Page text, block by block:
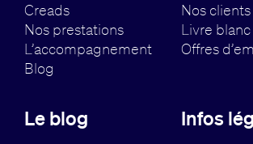
Creads
Nos prestations
L’accompagnement
Blog
Nos clients
Livre blanc
Offres
Le blog Infos